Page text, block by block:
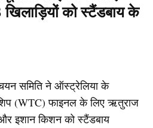
को स्टैंडबाय के
समिति ने ऑस्ट्रेलिया के
(WTC) फाइनल के लिए ऋतुराज
इशान किशन को स्टैंडबाय